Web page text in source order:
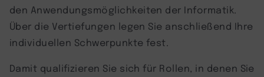
den Anwendungsmöglichkeiten der Informatik.
Über die Vertiefungen legen Sie anschließend Ihre
individuellen Schwerpunkte fest.
Damit qualifizieren Sie sich für Rollen, in denen Sie